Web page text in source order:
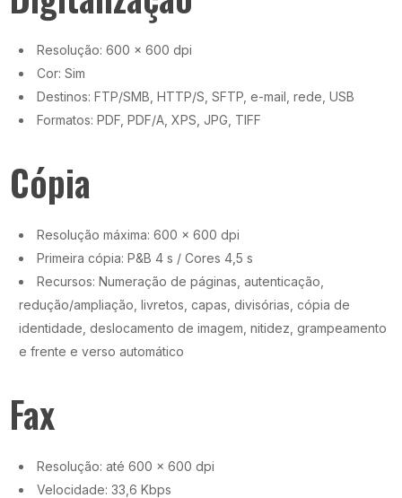
Resolução: 600 x 600 dpi
Cor: Sim
Destinos: FTP/SMB, HTTP/S, SFTP, e-mail, rede, USB
Formatos: PDF, PDF/A, XPS, JPG, TIFF
Cópia
Resolução máxima: 600 x 600 dpi
Primeira cópia: P&B 4 s / Cores 4,5 s
Recursos: Numeração de páginas, autenticação,
redução/ampliação, livretos, capas, divisórias, cópia de
identidade, deslocamento de imagem, nitidez, grampeamento
e frente e verso automático
Fax
Resolução: até 600 x 600 dpi
Velocidade: 33,6 Kbps